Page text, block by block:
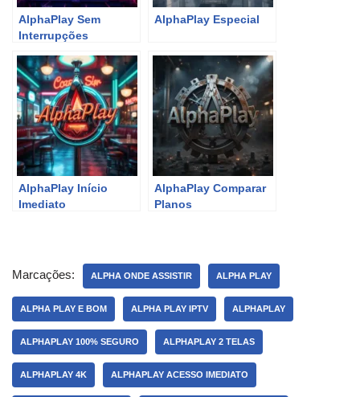
AlphaPlay Sem
Interrupções
AlphaPlay Especial
AlphaPlay Início
Imediato
AlphaPlay Comparar
Planos
Marcações: ALPHA ONDE ASSISTIR ALPHA PLAY
ALPHA PLAY E BOM ALPHA PLAY IPTV ALPHAPLAY
ALPHAPLAY 100% SEGURO ALPHAPLAY 2 TELAS
ALPHAPLAY 4K ALPHAPLAY ACESSO IMEDIATO